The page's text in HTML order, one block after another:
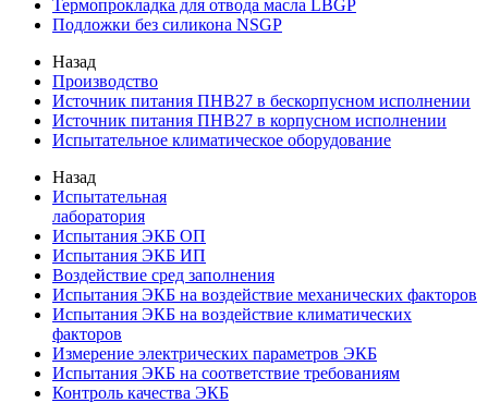
Термопрокладка для отвода масла LBGP
Подложки без силикона NSGP
Назад
Производство
Источник питания ПНВ27 в бескорпусном исполнении
Источник питания ПНВ27 в корпусном исполнении
Испытательное климатическое оборудование
Назад
Испытательная
лаборатория
Испытания ЭКБ ОП
Испытания ЭКБ ИП
Воздействие сред заполнения
Испытания ЭКБ на воздействие механических факторов
Испытания ЭКБ на воздействие климатических
факторов
Измерение электрических параметров ЭКБ
Испытания ЭКБ на соответствие требованиям
Контроль качества ЭКБ